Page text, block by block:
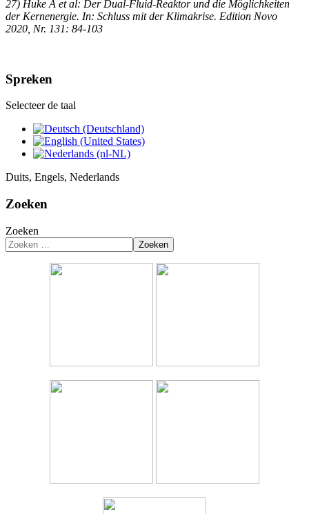
27) Huke A et al: Der Dual-Fluid-Reaktor und die Möglichkeiten
der Kernenergie. In: Schluss mit der Klimakrise. Edition Novo
2020, Nr. 131: 84-103
Spreken
Selecteer de taal
Duits, Engels, Nederlands
Zoeken
Zoeken
Zoeken